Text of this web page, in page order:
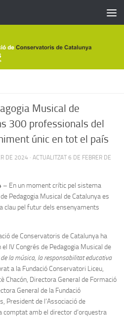
Musical de
300 professionals del
únic en tot el país
DE 2024 · ACTUALITZAT 6 DE FEBRER DE
– En un moment crític pel sistema
Pedagogia Musical de Catalunya es
clau pel futur dels ensenyaments
de Conservatoris de Catalunya ha
IV Congrés de Pedagogia Musical de
la música, la responsabilitat educativa
a la Fundació Conservatori Liceu,
Chacón, Directora General de Formació
General de la Fundació
President de l’Associació de
comptat amb el director d’orquestra